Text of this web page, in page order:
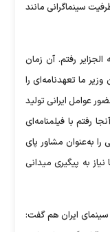
سینماگرانی مانند
رفتم. آن زمان
وزیر ما تعهدنامه‌ای را
عوامل ایرانی تولید
رفتم با فیلمنامه‌ای
به‌عنوان مشاور پای
به پیگیری میدانی
سینمای ایران هم گفت: